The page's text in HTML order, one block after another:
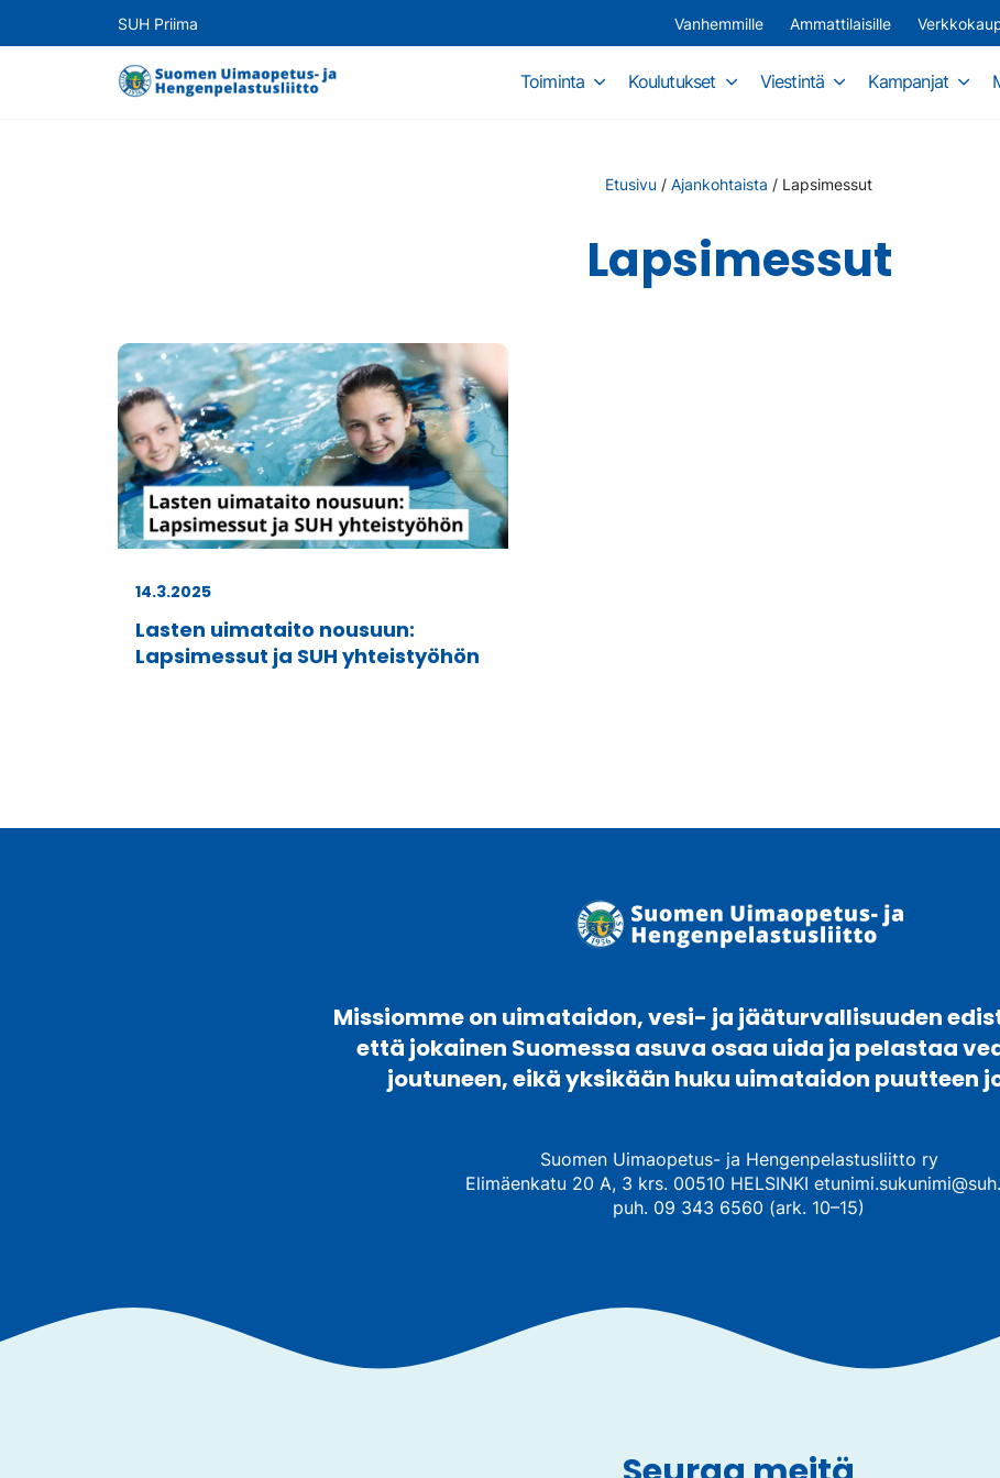
SUH Priima Vanhemmille Ammattilaisille
Toiminta Koulutukset Viestintä Kampanjat
Etusivu /Ajankohtaista / Lapsimessut
Lapsimessut
14.3.2025
Lasten uimataito nousuun:
Lapsimessut ja SUH yhteistyöhön
Missiomme on uimataidon, vesi- ja jääturvallisuuden
että jokainen Suomessa asuva osaa uida ja pelastaa
joutuneen, eikä yksikään huku uimataidon puutteen
Suomen Uimaopetus- ja Hengenpelastusliitto ry
Elimäenkatu 20 A, 3 krs. 00510 HELSINKI
puh. 09 343 6560 (ark. 10–15)